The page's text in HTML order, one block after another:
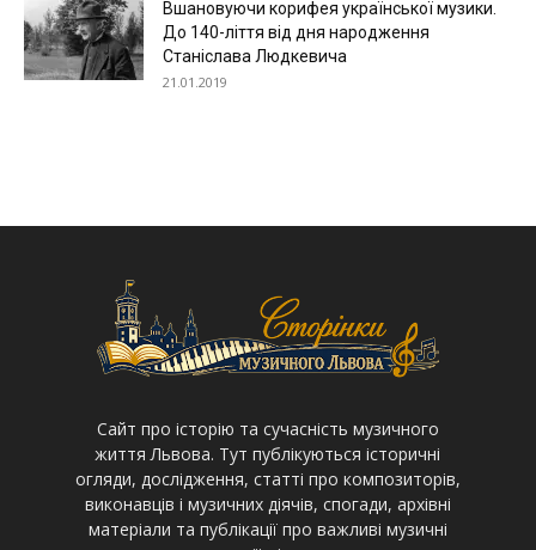
Вшановуючи корифея української музики.
До 140-ліття від дня народження
Станіслава Людкевича
21.01.2019
Cайт про історію та сучасність музичного
життя Львова. Тут публікуються історичні
огляди, дослідження, статті про композиторів,
виконавців і музичних діячів, спогади, архівні
матеріали та публікації про важливі музичні